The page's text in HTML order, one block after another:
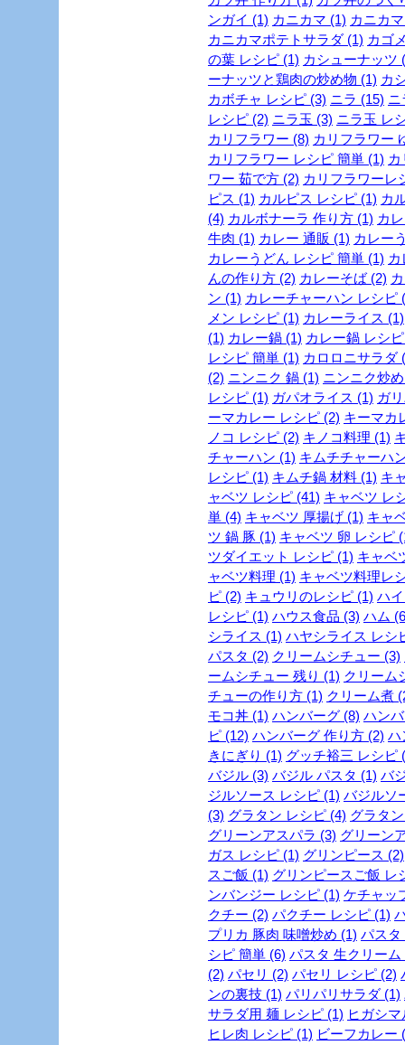
ンガイ (1) カニカマ (1) カニカ
カニカマポテトサラダ (1) カゴ
の葉 レシピ (1) カシューナッツ
ーナッツと鶏肉の炒め物 (1) カ
カボチャ レシピ (3) ニラ (15) ニ
レシピ (2) ニラ玉 (3) ニラ玉 レ
カリフラワー (8) カリフラワー
カリフラワー レシピ 簡単 (1)
ワー 茹で方 (2) カリフラワーレ
ピス (1) カルピス レシピ (1) カ
(4) カルボナーラ 作り方 (1) カ
牛肉 (1) カレー 通販 (1) カレー
カレーうどん レシピ 簡単 (1)
んの作り方 (2) カレーそば (2)
ン (1) カレーチャーハン レシピ
メン レシピ (1) カレーライス (1)
(1) カレー鍋 (1) カレー鍋 レシ
レシピ 簡単 (1) カロロニサラダ
(2) ニンニク 鍋 (1) ニンニク炒
レシピ (1) ガパオライス (1) ガ
ーマカレー レシピ (2) キーマカ
ノコ レシピ (2) キノコ料理 (1)
チャーハン (1) キムチチャーハ
レシピ (1) キムチ鍋 材料 (1) キ
ャベツ レシピ (41) キャベツ レ
単 (4) キャベツ 厚揚げ (1) キャ
ツ 鍋 豚 (1) キャベツ 卵 レシピ
ツダイエット レシピ (1) キャベ
ャベツ料理 (1) キャベツ料理レ
ピ (2) キュウリのレシピ (1) ハ
レシピ (1) ハウス食品 (3) ハム
シライス (1) ハヤシライス レシ
パスタ (2) クリームシチュー (3)
ームシチュー 残り (1) クリーム
チューの作り方 (1) クリーム煮
モコ丼 (1) ハンバーグ (8) ハン
ピ (12) ハンバーグ 作り方 (2) ハ
きにぎり (1) グッチ裕三 レシピ
バジル (3) バジル パスタ (1) バ
ジルソース レシピ (1) バジルソ
(3) グラタン レシピ (4) グラタ
グリーンアスパラ (3) グリーン
ガス レシピ (1) グリンピース (2)
スご飯 (1) グリンピースご飯 レ
ンバンジー レシピ (1) ケチャッ
クチー (2) パクチー レシピ (1)
プリカ 豚肉 味噌炒め (1) パスタ
シピ 簡単 (6) パスタ 生クリーム
(2) パセリ (2) パセリ レシピ (2)
ンの裏技 (1) パリパリサラダ (1)
サラダ用 麺 レシピ (1) ヒガシ
ヒレ肉 レシピ (1) ビーフカレー